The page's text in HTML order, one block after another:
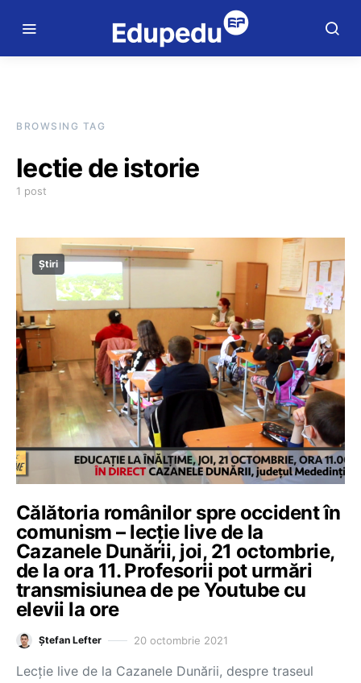
BROWSING TAG
lectie de istorie
1 post
Știri
Călătoria românilor spre occident în
comunism – lecție live de la
Cazanele Dunării, joi, 21 octombrie,
de la ora 11. Profesorii pot urmări
transmisiunea de pe Youtube cu
elevii la ore
Ștefan Lefter 20 octombrie 2021
Lecție live de la Cazanele Dunării, despre traseul